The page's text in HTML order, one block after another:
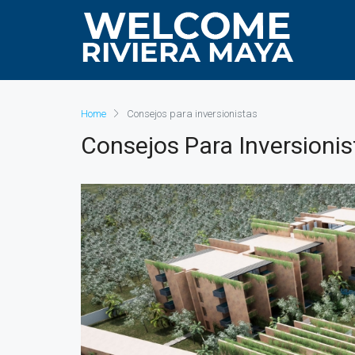
Home Consejos para inversionistas
Consejos Para